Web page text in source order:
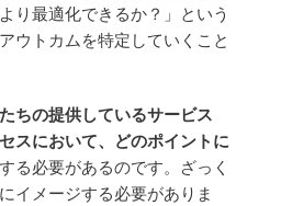
り最適化できるか？」という
ウトカムを特定していくこと
ちの提供しているサービス
スにおいて、どのポイントに
る必要があるのです。ざっく
イメージする必要がありま